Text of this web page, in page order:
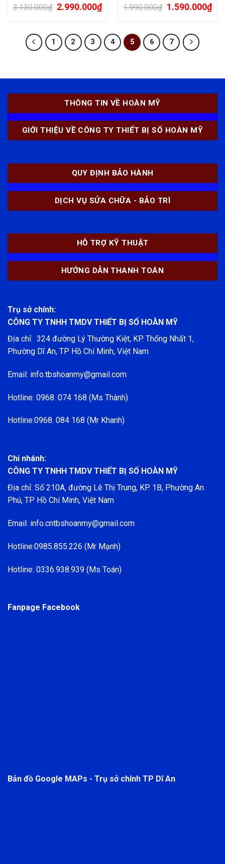
Bluetooth)
3.130.000₫ 2.990.000₫
LaserJet Toner
Cartridge chính hãng
1.990.000₫ 1.590.000₫
1 2 3 4 5 6 7
THÔNG TIN VỀ HOÀN MỸ
GIỚI THIỆU VỀ CÔNG TY THIẾT BỊ SỐ HOÀN MỸ
QUY ĐỊNH BẢO HÀNH
DỊCH VỤ SỬA CHỮA - BẢO TRÌ
HỖ TRỢ KỸ THUẬT
HƯỚNG DẪN THANH TOÁN
Trụ sở chính:
CÔNG TY TNHH TMDV THIẾT BỊ SỐ HOÀN MỸ
Địa chỉ: 324 đường Lý Thường Kiệt, KP. Thống Nhất 1,
Phường Dĩ An, TP Hồ Chí Minh, Việt Nam
Email: info.tbshoanmy@gmail.com
Hotline: 0968. 074 168 (Ms Thành)
Hotline:0968. 084 168 (Mr Khanh)
Chi nhánh:
CÔNG TY TNHH TMDV THIẾT BỊ SỐ HOÀN MỸ
Địa chỉ: Số 210A, đường Lê Thị Trung, KP. 1B, Phường An
Phú, TP Hồ Chí Minh, Việt Nam
Email: info.cntbshoanmy@gmail.com
Hotline:0985.855.226 (Mr Mạnh)
Hotline: 0336.938.939 (Ms Toán)
Fanpage Facebook
Bản đồ Google MAPs - Trụ sở chính TP Dĩ An